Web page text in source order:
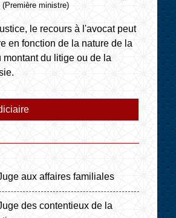
ministre)
le recours à l'avocat peut
en fonction de la nature de la
montant du litige ou de la
aux affaires familiales
des contentieux de la